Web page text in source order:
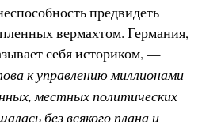
предвидеть
вермахтом. Германия,
себя историком, —
к управлению миллионами
местных политических
без всякого плана и